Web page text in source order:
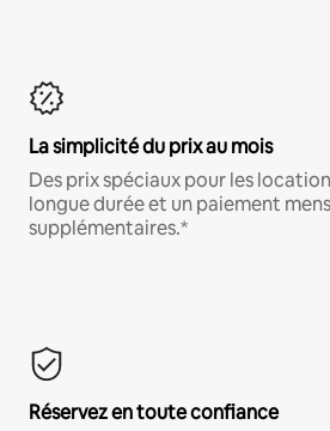
La simplicité du prix au mois
Des prix spéciaux pour les
longue durée et un paiement
supplémentaires.*
Réservez en toute confiance